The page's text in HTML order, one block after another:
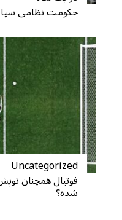
حکومت نظامی
Uncategorized
فوتبال همچنان
شده؟